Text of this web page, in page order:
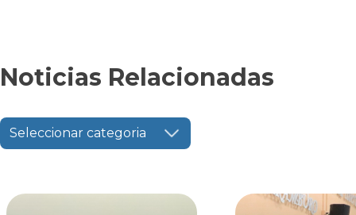
Noticias Relacionadas
Seleccionar categoria